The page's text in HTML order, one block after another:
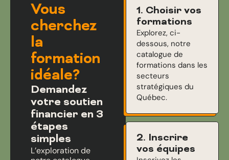
Vous
cherchez
la
formation
idéale?
Demandez
votre soutien
financier en 3
étapes
simples
L’exploration de
1. Choisir vos
formations
Explorez, ci-
dessous, notre
catalogue de
formations dans les
secteurs
stratégiques du
Québec.
2. Inscrire
vos équipes